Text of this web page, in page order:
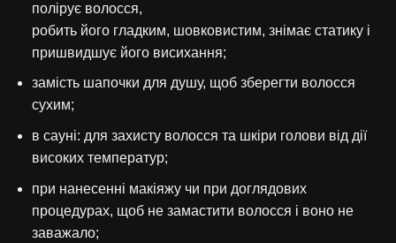
полірує волосся,
робить його гладким, шовковистим, знімає статику і
пришвидшує його висихання;
замість шапочки для душу, щоб зберегти волосся
сухим;
в сауні: для захисту волосся та шкіри голови від дії
високих температур;
при нанесенні макіяжу чи при доглядових
процедурах, щоб не замастити волосся і воно не
заважало;